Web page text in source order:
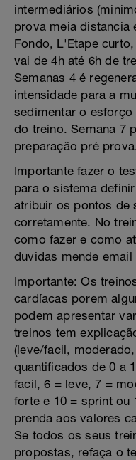
intermediários
prova meia distancia
Fondo, L'Etape
vai de 4h até 6h de
Semanas 4 é
intensidade para a
sedimentar o
do treino. Semana 7
preparação pré
Importante fazer o
para o sistema
atribuir os pontos de
corretamente. No
como fazer e como
duvidas mende
Importante: Os
cardíacas porem
podem apresentar
treinos tem
(leve/facil,
quantificados de 0 a
facil, 6 = leve, 7 =
forte e 10 = sprint ou
prenda aos valores
Se todos os seus
propostas, refaça o